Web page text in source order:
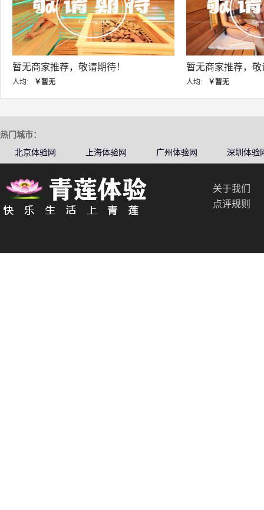
暂无商家推荐，敬请期待！
人均: ￥暂无
暂无商家推荐，
人均: ￥暂无
热门城市：
北京体验网
上海体验网 广州体验网 深圳体验
关于我们
点评规则